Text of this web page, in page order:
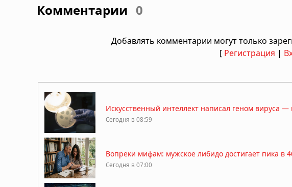
Комментарии 0
Добавлять комментарии могут только
[ Регистрация |
Искусственный интеллект написал геном вируса —
Сегодня в 08:59
Вопреки мифам: мужское либидо достигает пика в
Сегодня в 07:00